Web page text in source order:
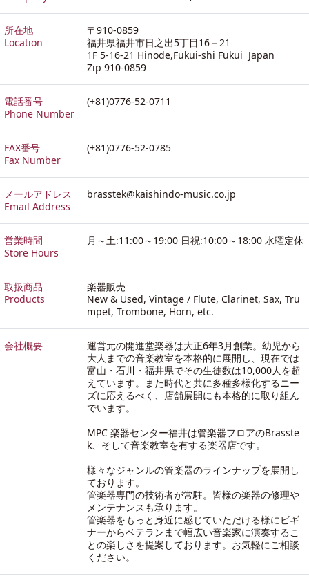
所在地
Location
〒910-0859
福井県福井市日之出5丁目16－21
1F 5-16-21 Hinode,Fukui-shi Fukui Japan
Zip 910-0859
電話番号
Phone Number
(+81)0776-52-0711
FAX番号
Fax Number
(+81)0776-52-0785
メールアドレス
Email Address
brasstek@kaishindo-music.co.jp
営業時間
Store Hours
月～土:11:00～19:00 日祝:10:00～18:00 水曜定休
取扱商品
Products
楽器販売
New & Used, Vintage / Flute, Clarinet, Sax, Tru
mpet, Trombone, Horn, etc.
会社概要
運営元の開進堂楽器は大正6年3月創業。幼児から
大人までの音楽教室を本格的に展開し、現在では
富山・石川・福井県でその生徒数は10,000人を超
えています。また時代と共に多種多様化するニー
ズに応えるべく、店舗展開にも本格的に取り組ん
でいます。
MPC 楽器センター福井は管楽器フロアのBrasste
k、そして音楽教室を有する楽器店です。
様々なジャンルの管楽器のラインナップを展開し
ております。
管楽器専門の技術者が常駐。皆様の楽器の修理や
メンテナンスも承ります。
管楽器をもっと身近に感じていただける様にビギ
ナーからベテランまで幅広い音楽家に演奏するこ
との楽しさを提案しております。お気軽にご相談
ください。